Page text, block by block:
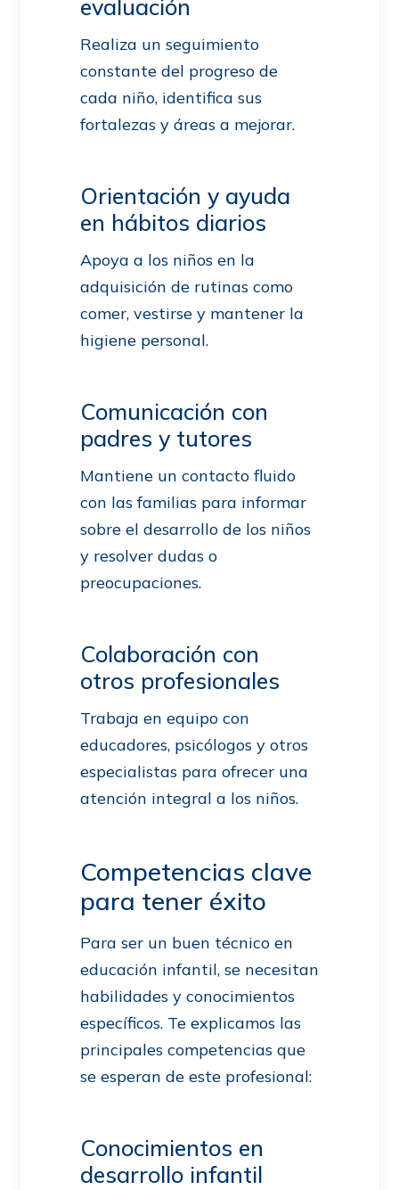
evaluación
Realiza un seguimiento
constante del progreso de
cada niño, identifica sus
fortalezas y áreas a mejorar.
Orientación y ayuda
en hábitos diarios
Apoya a los niños en la
adquisición de rutinas como
comer, vestirse y mantener la
higiene personal.
Comunicación con
padres y tutores
Mantiene un contacto fluido
con las familias para informar
sobre el desarrollo de los niños
y resolver dudas o
preocupaciones.
Colaboración con
otros profesionales
Trabaja en equipo con
educadores, psicólogos y otros
especialistas para ofrecer una
atención integral a los niños.
Competencias clave
para tener éxito
Para ser un buen técnico en
educación infantil, se necesitan
habilidades y conocimientos
específicos. Te explicamos las
principales competencias que
se esperan de este profesional:
Conocimientos en
desarrollo infantil